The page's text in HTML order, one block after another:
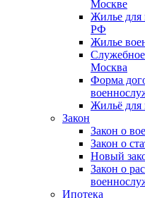
Москве
Жилье
РФ
Жилье
Москва
Форма
Жильё для
Закон
Закон о
Закон о
Новый
Закон о
Ипотека